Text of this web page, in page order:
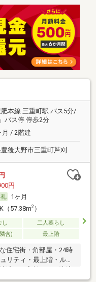
肥本線 三重町駅 バス5分/
バス停 停歩2分
月 / 2階建
後大野市三重町芦刈
円
1ヶ月
（57.38m2）
し
二人暮らし
含) 最上階
住宅街・角部屋・24時
リティ・最上階・ルー